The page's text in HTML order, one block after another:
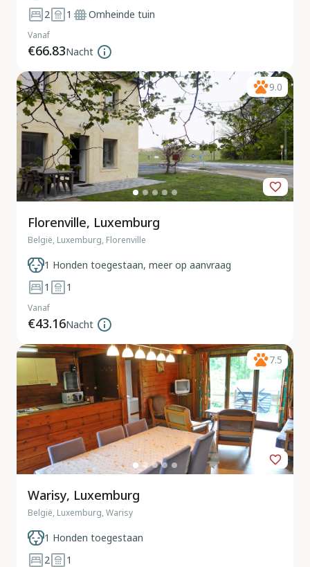
2
1 Omheinde tuin
Vanaf
€66.83Nacht
9.0
Florenville, Luxemburg
België, Luxemburg, Florenville
1 Honden toegestaan, meer op aanvraag
1
1
Vanaf
€43.16Nacht
7.5
Warisy, Luxemburg
België, Luxemburg, Warisy
1 Honden toegestaan
2
1